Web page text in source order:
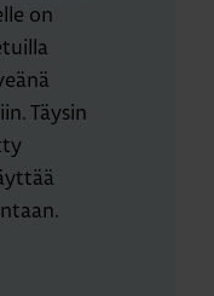
on
Täysin